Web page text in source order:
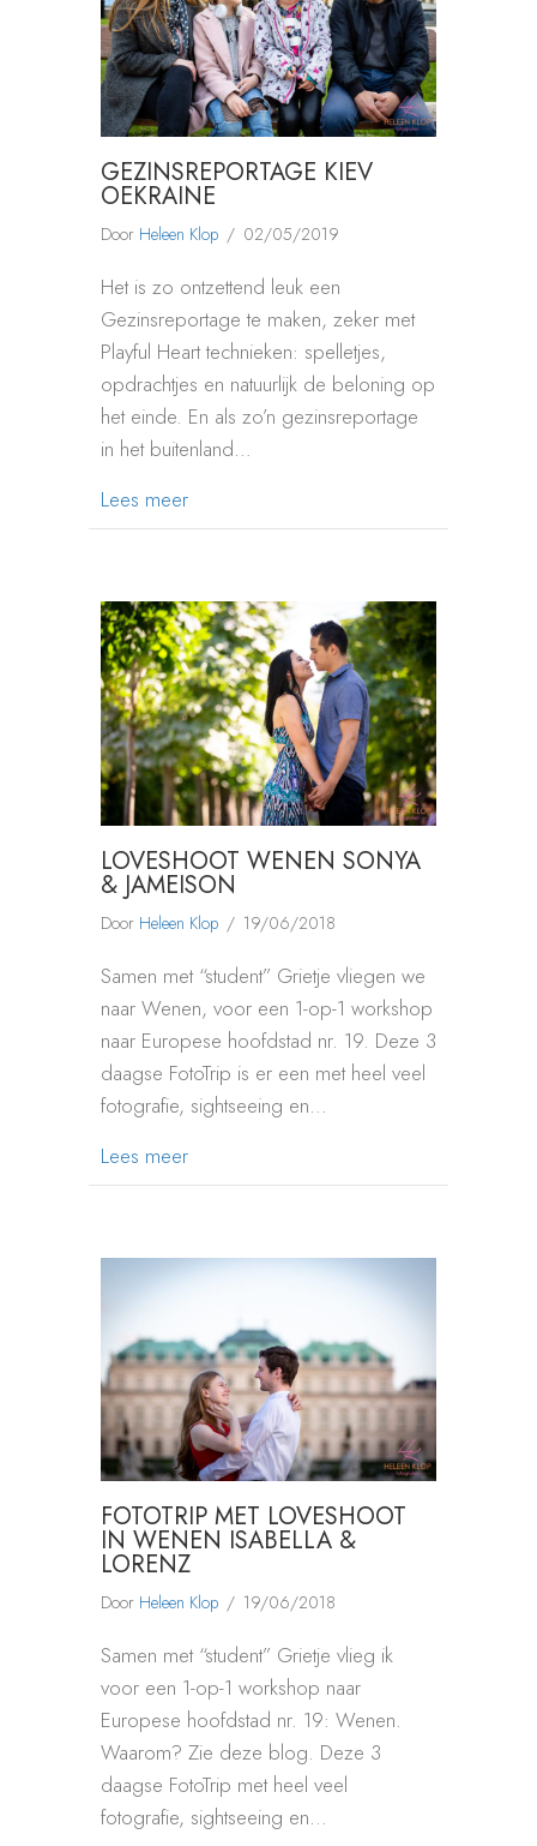
GEZINSREPORTAGE KIEV
OEKRAINE
Door Heleen Klop / 02/05/2019
Het is zo ontzettend leuk een
Gezinsreportage te maken, zeker met
Playful Heart technieken: spelletjes,
opdrachtjes en natuurlijk de beloning op
het einde. En als zo’n gezinsreportage
in het buitenland…
Lees meerabout GEZINSREPORTAGE KIEV
LOVESHOOT WENEN SONYA
& JAMEISON
Door Heleen Klop / 19/06/2018
Samen met “student” Grietje vliegen we
naar Wenen, voor een 1-op-1 workshop
naar Europese hoofdstad nr. 19. Deze 3
daagse FotoTrip is er een met heel veel
fotografie, sightseeing en…
Lees meerabout LOVESHOOT WENEN SONYA &
FOTOTRIP MET LOVESHOOT
IN WENEN ISABELLA &
LORENZ
Door Heleen Klop / 19/06/2018
Samen met “student” Grietje vlieg ik
voor een 1-op-1 workshop naar
Europese hoofdstad nr. 19: Wenen.
Waarom? Zie deze blog. Deze 3
daagse FotoTrip met heel veel
fotografie, sightseeing en…